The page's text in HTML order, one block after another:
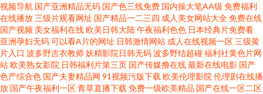
在线 国产精品白浆视频一区二区 www午夜草逼网 浮力福利旧地址 美女小视
频 亚洲精品欧美免观看 AV蜜臀 国产精品91入口网页版 欧美日韩国产中文字
幕 91网站在线免费看 中文字幕啪啪 九1免费网址 91prom国产 婷婷精品超碰
视频导航 国产亚洲精品无码 国产色三线免费 国内操大笔AA级 免费福利
在线播放 三级片观看网址 国产精品一二三四 成人美女网站大全免费在线
国产视频 美女福利在线欧美日韩大陆午夜福利色色 日本经典片免费看
亚洲孕妇无码可以看A片的网址 日韩激情网站 成人在线视频一区 三级黄
片入口 波多野吉衣教师妖精影院日韩无码波多野结超碰福利社黄色片网
站欧美熟女影院 日韩福利片第三页 国产传媒撸在线最新在线电影 国产
色产综合色 国产夫妻精品网 91视频污版下载 欧美伦理影院 伦理剧在线播
放 国产午夜福利一区青草直播下载 免费一级欧美精品 国产在线一区二区